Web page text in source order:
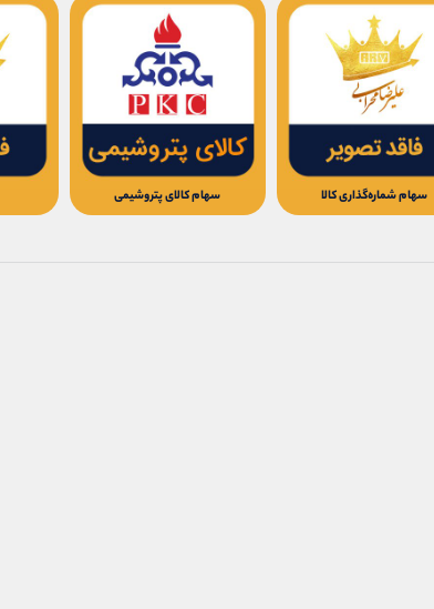
سهام شماره‌گذاری‌ کالا سهام كالای پتروشيمی